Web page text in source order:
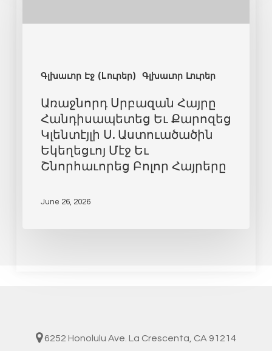
Գլխաւոր Էջ (Lուրեր) Գլխաւոր Լուրեր
Առաջնորդ Սրբազան Հայրը
Հանդիսապետեց Եւ Քարոզեց
Կլենտէյլի Ս. Աստուածածին
Եկեղեցւոյ Մէջ Եւ
Շնորհաւորեց Բոլոր Հայրերը
June 26, 2026
6252 Honolulu Ave. La Crescenta, CA 91214